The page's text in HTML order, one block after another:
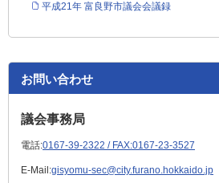
平成21年 富良野市議会会議録
お問い合わせ
議会事務局
電話:0167-39-2322 / FAX:0167-23-3527
E-Mail:gisyomu-sec@city.furano.hokkaido.jp